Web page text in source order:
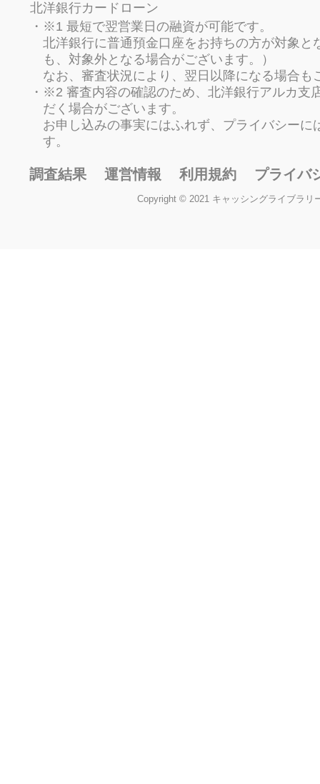
北洋銀行カードローン
※1 最短で翌営業日の融資が可能です。
北洋銀行に普通預金口座をお持ちの方が対象
も、対象外となる場合がございます。）
なお、審査状況により、翌日以降になる場合も
※2 審査内容の確認のため、北洋銀行アルカ支
だく場合がございます。
お申し込みの事実にはふれず、プライバシー
す。
調査結果 運営情報 利用規約 プライバ
Copyright © 2021 キャッシングライブラリ